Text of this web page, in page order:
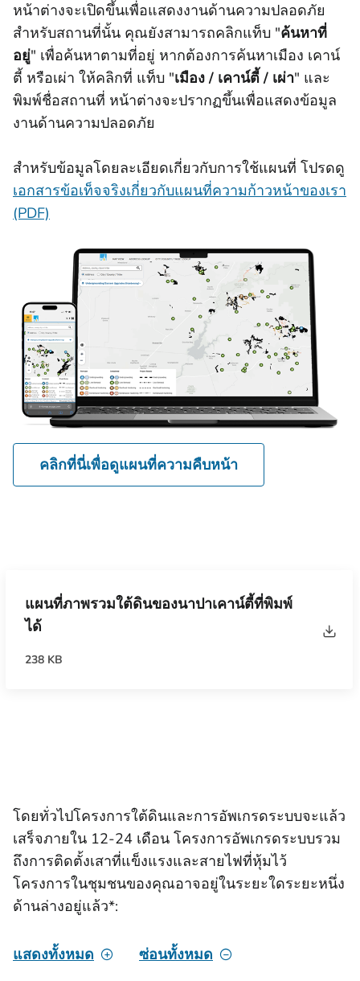
หน้าต่างจะเปิดขึ้นเพื่อแสดงงานด้านความปลอดภัย
สําหรับสถานที่นั้น คุณยังสามารถคลิกแท็บ "ค้นหาที่
อยู่" เพื่อค้นหาตามที่อยู่ หากต้องการค้นหาเมือง เคาน์
ตี้ หรือเผ่า ให้คลิกที่ แท็บ "เมือง / เคาน์ตี้ / เผ่า" และ
พิมพ์ชื่อสถานที่ หน้าต่างจะปรากฏขึ้นเพื่อแสดงข้อมูล
งานด้านความปลอดภัย
สําหรับข้อมูลโดยละเอียดเกี่ยวกับการใช้แผนที่ โปรดดู
เอกสารข้อเท็จจริงเกี่ยวกับแผนที่ความก้าวหน้าของเรา
(PDF)
คลิกที่นี่เพื่อดูแผนที่ความคืบหน้า
แผนที่ภาพรวมใต้ดินของนาปาเคาน์ตี้ที่พิมพ์
ได้
238 KB
โดยทั่วไปโครงการใต้ดินและการอัพเกรดระบบจะแล้ว
เสร็จภายใน 12-24 เดือน โครงการอัพเกรดระบบรวม
ถึงการติดตั้งเสาที่แข็งแรงและสายไฟที่หุ้มไว้
โครงการในชุมชนของคุณอาจอยู่ในระยะใดระยะหนึ่ง
ด้านล่างอยู่แล้ว*:
แสดงทั้งหมด ซ่อนทั้งหมด